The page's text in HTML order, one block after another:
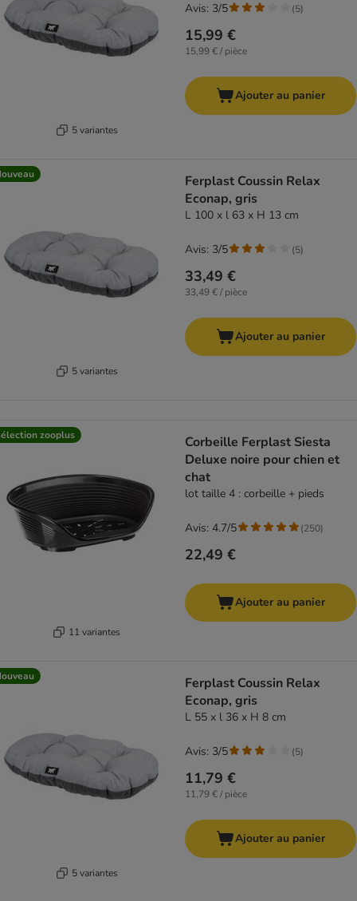
5 variantes
15,99 €
15,99 € / pièce
Avis: 3/5 (5)
Ajouter au panier
5 variantes
Ferplast Coussin Relax
Econap, gris
L 100 x l 63 x H 13 cm
33,49 €
33,49 € / pièce
Avis: 3/5 (5)
Ajouter au panier
zooplus
11 variantes
Corbeille Ferplast Siesta
Deluxe noire pour chien et
chat
lot taille 4 : corbeille + pieds
22,49 €
Avis: 4.7/5 (250)
Ajouter au panier
5 variantes
Ferplast Coussin Relax
Econap, gris
L 55 x l 36 x H 8 cm
11,79 €
11,79 € / pièce
Avis: 3/5 (5)
Ajouter au panier